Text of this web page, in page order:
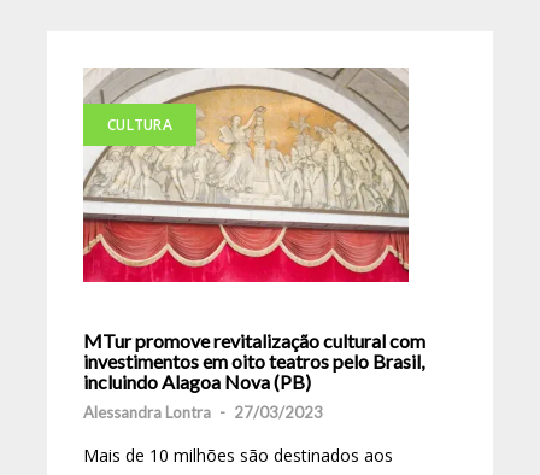
CULTURA
MTur promove revitalização cultural com
investimentos em oito teatros pelo Brasil,
incluindo Alagoa Nova (PB)
Alessandra Lontra - 27/03/2023
Mais de 10 milhões são destinados aos